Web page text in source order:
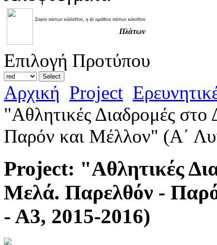
Σοφία πάντων κάλλιστον, η δε αμάθεια πάντων κάκιστον
Πλάτων
Επιλογή Προτύπου
Αρχική Project
"Αθλητικές Διαδρομές
Παρόν και Μέλλον" (Α΄
Project: "Αθλητικές
Μελά. Παρελθόν -
- Α3, 2015-2016)